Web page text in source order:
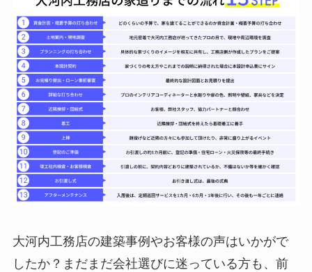
大河内工務店の建築事例やお客様の声はいかがで
したか？まだまだ会社選びに迷っている方も、前